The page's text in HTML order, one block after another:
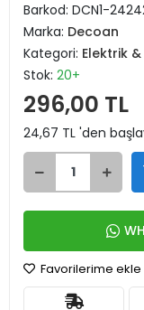
Barkod: DCN1-
Marka: Decoan
Kategori: Elektrik
Stok: 20+
296,00 TL
24,67 TL 'den
Favorilerime ekle